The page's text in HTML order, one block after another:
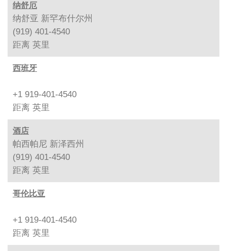
纳舒厄
纳舒亚 新罕布什尔州
(919) 401-4540
距离 英里
西班牙
+1 919-401-4540
距离 英里
酒店
帕西帕尼 新泽西州
(919) 401-4540
距离 英里
哥伦比亚
+1 919-401-4540
距离 英里